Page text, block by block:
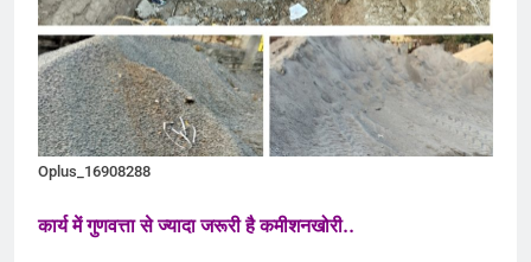
Oplus_16908288
कार्य में गुणवत्ता से ज्यादा जरूरी है कमीशनखोरी..